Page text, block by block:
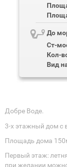
До
Ст-
Кол-
Вид
Добре Воде.
3-х этажный дом с
Площадь дома
Первый этаж:
при желании